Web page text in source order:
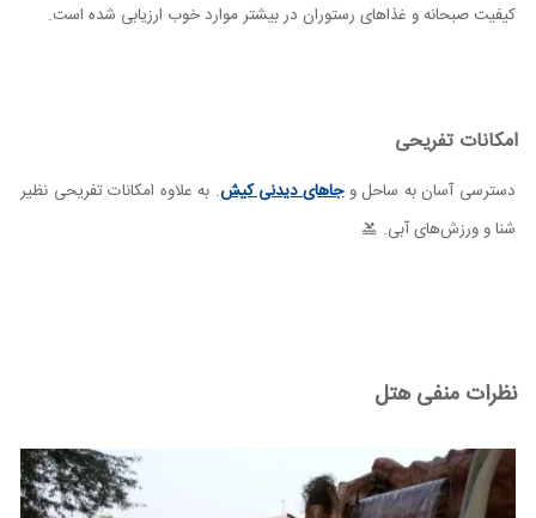
کیفیت صبحانه و غذاهای رستوران در بیشتر موارد خوب ارزیابی شده است.
امکانات تفریحی
دسترسی آسان به ساحل وجاهای دیدنی کیش. به علاوه امکانات تفریحی نظیر
شنا و ورزش‌های آبی.
نظرات منفی هتل